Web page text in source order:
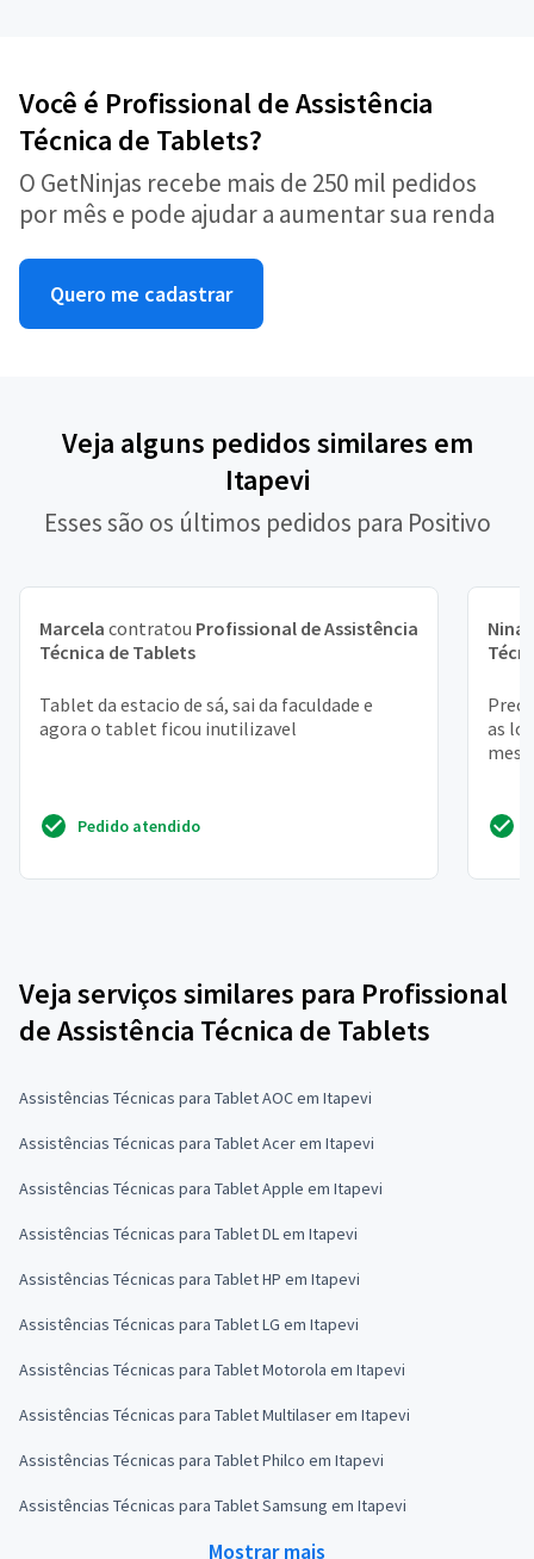
Você é Profissional de Assistência
Técnica de Tablets?
O GetNinjas recebe mais de 250 mil pedidos
por mês e pode ajudar a aumentar sua renda
Quero me cadastrar
Veja alguns pedidos similares em
Itapevi
Esses são os últimos pedidos para Positivo
Marcela contratou Profissional de Assistência
Técnica de Tablets
Tablet da estacio de sá, sai da faculdade e
agora o tablet ficou inutilizavel
Pedido atendido
Nina
as
Veja serviços similares para Profissional
de Assistência Técnica de Tablets
Assistências Técnicas para Tablet AOC em Itapevi
Assistências Técnicas para Tablet Acer em Itapevi
Assistências Técnicas para Tablet Apple em Itapevi
Assistências Técnicas para Tablet DL em Itapevi
Assistências Técnicas para Tablet HP em Itapevi
Assistências Técnicas para Tablet LG em Itapevi
Assistências Técnicas para Tablet Motorola em Itapevi
Assistências Técnicas para Tablet Multilaser em Itapevi
Assistências Técnicas para Tablet Philco em Itapevi
Assistências Técnicas para Tablet Samsung em Itapevi
Mostrar mais